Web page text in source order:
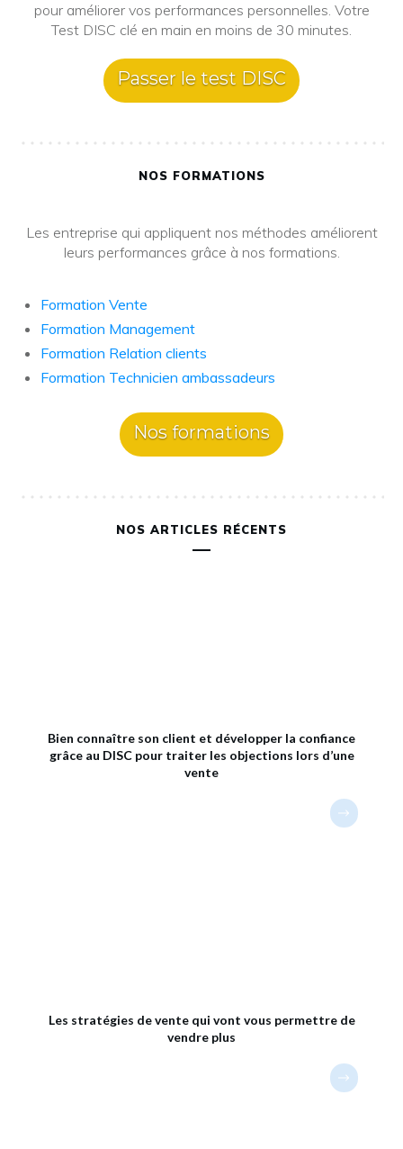
pour améliorer vos performances personnelles. Votre
Test DISC clé en main en moins de 30 minutes.
Passer le test DISC
NOS FORMATIONS
Les entreprise qui appliquent nos méthodes améliorent
leurs performances grâce à nos formations.
Formation Vente
Formation Management
Formation Relation clients
Formation Technicien ambassadeurs
Nos formations
NOS ARTICLES RÉCENTS
Bien connaître son client et développer la confiance
grâce au DISC pour traiter les objections lors d’une
vente
Les stratégies de vente qui vont vous permettre de
vendre plus